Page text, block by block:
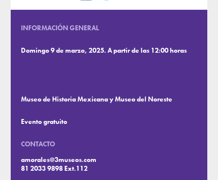
INFORMACIÓN GENERAL
Domingo 9 de marzo, 2025. A partir de las 12:00 horas
Museo de Historia Mexicana y Museo del Noreste
Evento gratuito
CONTACTO
amorales@3museos.com
81 2033 9898 Ext.112